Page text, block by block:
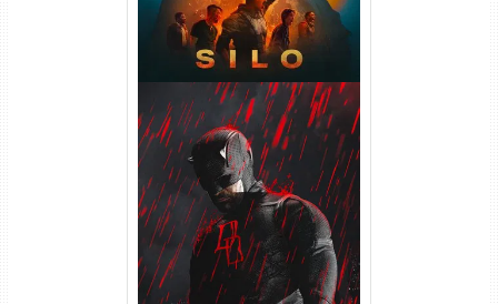
Demolidor: Renascido 2ª
Temporada (2026) WEB-DL
1080p Dual Áudio